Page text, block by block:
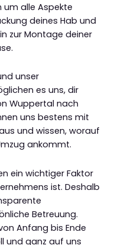
um alle Aspekte
deines Hab und
zur Montage deiner
unser
es uns, dir
Wuppertal nach
uns bestens mit
und wissen, worauf
ankommt.
ein wichtiger Faktor
ist. Deshalb
Betreuung.
Anfang bis Ende
und ganz auf uns